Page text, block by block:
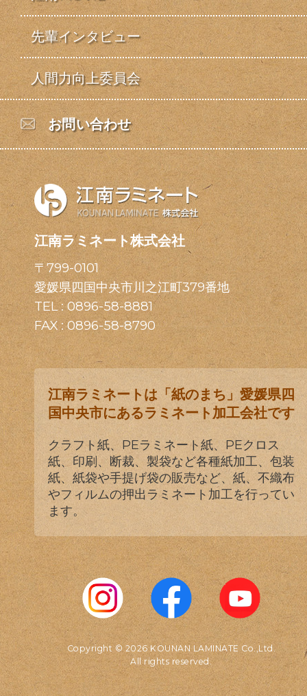
先輩インタビュー
人間力向上委員会
お問い合わせ
江南ラミネート株式会社
〒799-0101
愛媛県四国中央市川之江町379番地
TEL :0896-58-8881
FAX : 0896-58-8790
江南ラミネートは「紙のまち」愛媛県四
国中央市にあるラミネート加工会社です
クラフト紙、PEラミネート紙、PEクロス
紙、印刷、断裁、製袋など各種紙加工、包装
紙、紙袋や手提げ袋の販売など、紙、不織布
やフィルムの押出ラミネート加工を行ってい
ます。
Copyright © 2026 KOUNAN LAMINATE Co.,Ltd.
All rights reserved.